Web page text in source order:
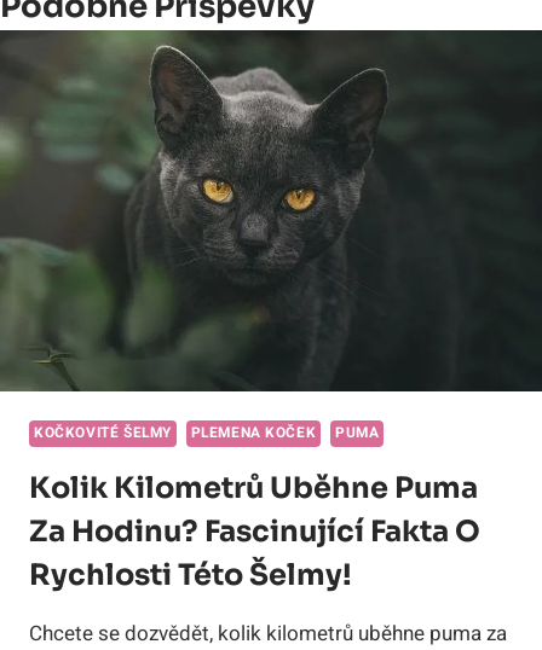
KOČKOVITÉ ŠELMY PLEMENA KOČEK PUMA
Kolik Kilometrů Uběhne Puma
Za Hodinu? Fascinující Fakta O
Rychlosti Této Šelmy!
Chcete se dozvědět, kolik kilometrů uběhne puma za